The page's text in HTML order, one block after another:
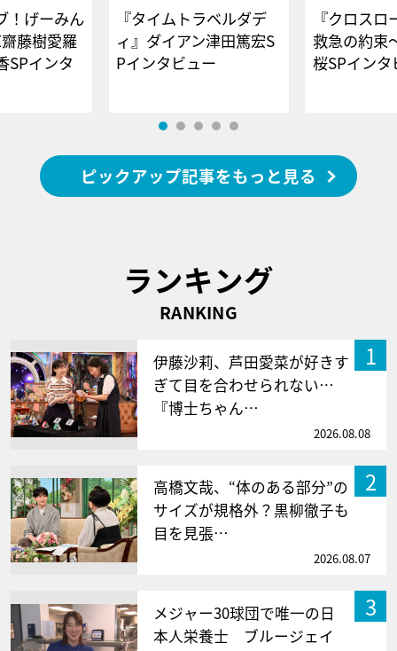
！げーみん
藤樹愛羅
SPインタ
『タイムトラベルダデ
ィ』ダイアン津田篤宏S
Pインタビュー
『クロス
救急の約束
桜SPイ
ピックアップ記事をもっと見る
ランキング
RANKING
1
伊藤沙莉、芦田愛菜が好きす
ぎて目を合わせられない…
『博士ちゃん…
2026.08.08
2
高橋文哉、“体のある部分”の
サイズが規格外？黒柳徹子も
目を見張…
2026.08.07
3
メジャー30球団で唯一の日
本人栄養士 ブルージェイ